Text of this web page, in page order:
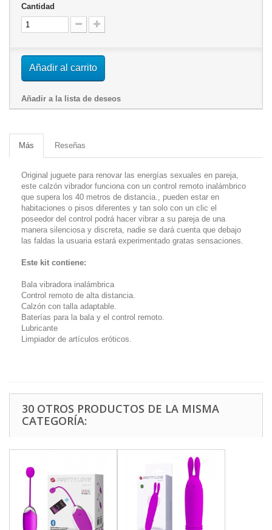
Cantidad
Añadir al carrito
Añadir a la lista de deseos
Más Reseñas
Original juguete para renovar las energías sexuales en pareja,
este calzón vibrador funciona con un control remoto inalámbrico
que supera los 40 metros de distancia., pueden estar en
habitaciones o pisos diferentes y tan solo con un clic el
poseedor del control podrá hacer vibrar a su pareja de una
manera silenciosa y discreta, nadie se dará cuenta que debajo
las faldas la usuaria estará experimentado gratas sensaciones.
Este kit contiene:
Bala vibradora inalámbrica
Control remoto de alta distancia.
Calzón con talla adaptable.
Baterías para la bala y el control remoto.
Lubricante
Limpiador de artículos eróticos.
30 OTROS PRODUCTOS DE LA MISMA
CATEGORÍA: